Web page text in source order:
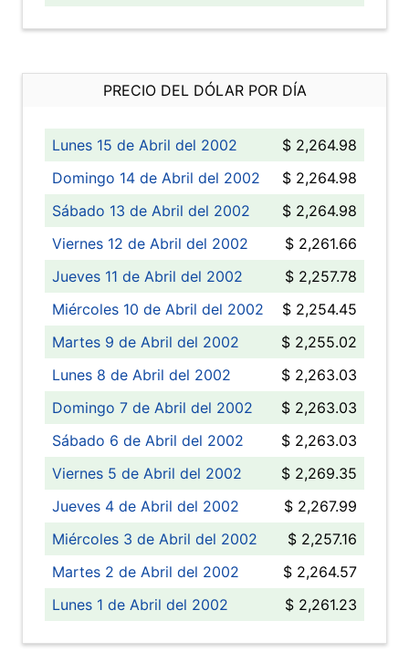
PRECIO DEL DÓLAR POR DÍA
Lunes 15 de Abril del 2002
$ 2,264.98
Domingo 14 de Abril del 2002
$ 2,264.98
Sábado 13 de Abril del 2002
$ 2,264.98
Viernes 12 de Abril del 2002
$ 2,261.66
Jueves 11 de Abril del 2002
$ 2,257.78
Miércoles 10 de Abril del 2002
$ 2,254.45
Martes 9 de Abril del 2002
$ 2,255.02
Lunes 8 de Abril del 2002
$ 2,263.03
Domingo 7 de Abril del 2002
$ 2,263.03
Sábado 6 de Abril del 2002
$ 2,263.03
Viernes 5 de Abril del 2002
$ 2,269.35
Jueves 4 de Abril del 2002
$ 2,267.99
Miércoles 3 de Abril del 2002
$ 2,257.16
Martes 2 de Abril del 2002
$ 2,264.57
Lunes 1 de Abril del 2002
$ 2,261.23